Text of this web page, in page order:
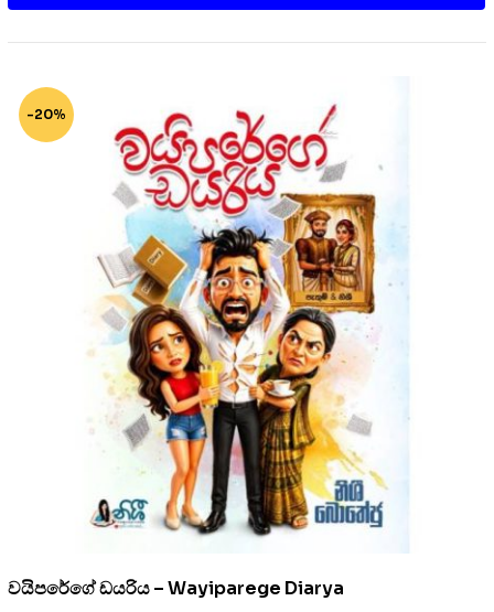
-20%
වයිපරේගේ ඩයරිය – Wayiparege Diarya